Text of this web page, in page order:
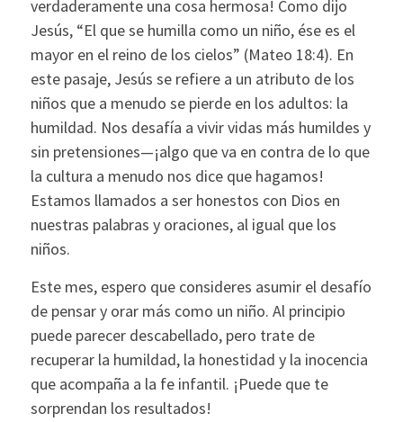
verdaderamente una cosa hermosa! Como dijo
Jesús, “El que se humilla como un niño, ése es el
mayor en el reino de los cielos” (Mateo 18:4). En
este pasaje, Jesús se refiere a un atributo de los
niños que a menudo se pierde en los adultos: la
humildad. Nos desafía a vivir vidas más humildes y
sin pretensiones—¡algo que va en contra de lo que
la cultura a menudo nos dice que hagamos!
Estamos llamados a ser honestos con Dios en
nuestras palabras y oraciones, al igual que los
niños.
Este mes, espero que consideres asumir el desafío
de pensar y orar más como un niño. Al principio
puede parecer descabellado, pero trate de
recuperar la humildad, la honestidad y la inocencia
que acompaña a la fe infantil. ¡Puede que te
sorprendan los resultados!